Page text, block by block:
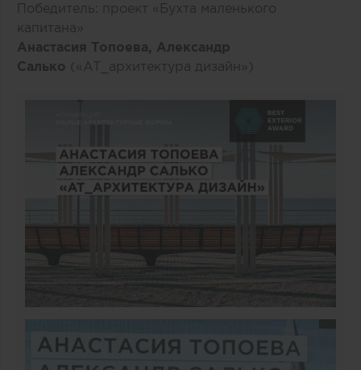
Победитель: проект «Бухта маленького
капитана»
Анастасия Топоева, Александр
Салько («AT_архитектура дизайн»)